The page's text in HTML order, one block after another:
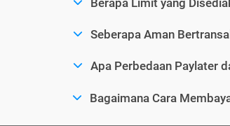
Berapa Limit yang
Seberapa Aman
Apa Perbedaan Paylater
Bagaimana Cara